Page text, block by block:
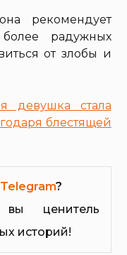
рекомендует
радужных
от злобы и
девушка стала
блестящей
Telegram?
вы ценитель
историй!